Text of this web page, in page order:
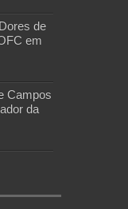
de
em
Campos
da